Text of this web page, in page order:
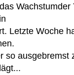
Wachstumder
Letzte Woche
so ausgebremst